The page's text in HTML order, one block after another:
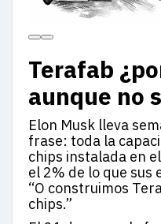
Terafab
aunque no
Elon Musk lleva
frase: toda la
chips instalada en
el 2% de lo que sus
“O construimos
chips.”